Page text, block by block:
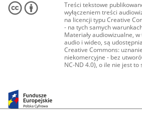
Treści tekstowe
wyłączeniem treści
na licencji typu Creative
- na tych samych
Materiały audiowizualne,
audio i wideo, są
Creative Commons:
niekomercyjne - bez
NC-ND 4.0), o ile nie jest